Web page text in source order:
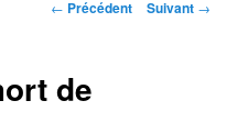
Navigation
← Précédent Suivant →
de